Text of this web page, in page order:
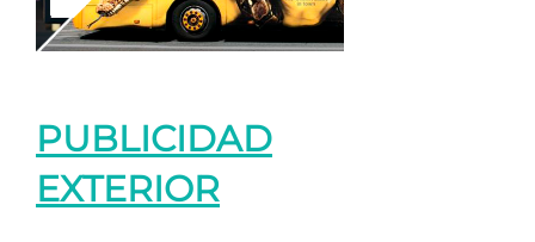
PUBLICIDAD
EXTERIOR